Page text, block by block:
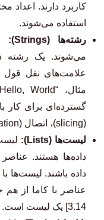
کاربرد دارند. اعداد
استفاده می‌شوند.
رشته‌ها (Strings):
می‌شوند. یک رشته
علامت‌های نقل قول
گسترده‌ای برای کار
(slicing)، اتصال (concatenation) و قالب‌بندی (formatting).
لیست‌ها (Lists):
داده‌ها هستند.
داده باشند. لیست‌ها
3.14] یک لیست است.